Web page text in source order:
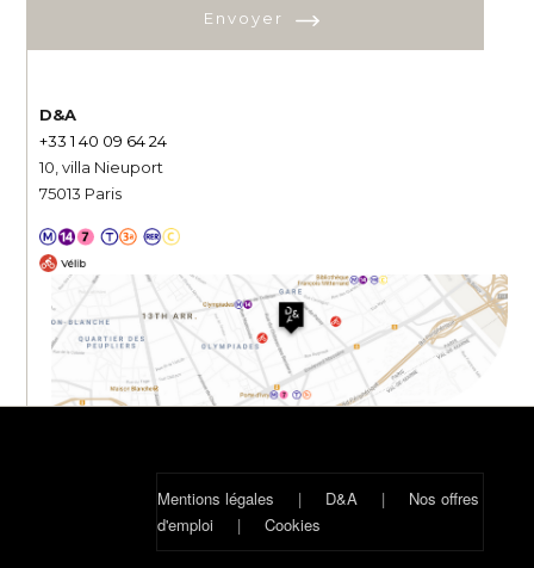
Envoyer
D&A
+33 1 40 09 64 24
10, villa Nieuport
75013 Paris
Mentions légales | D&A| Nos offres
d'emploi| Cookies